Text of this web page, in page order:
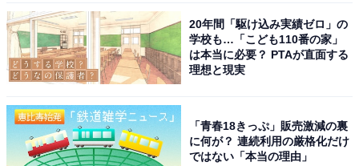
20年間「駆け込み実績ゼロ」の
学校も…「こども110番の家」
は本当に必要？ PTAが直面する
理想と現実
「青春18きっぷ」販売激減の裏
に何が？ 連続利用の厳格化だけ
ではない「本当の理由」